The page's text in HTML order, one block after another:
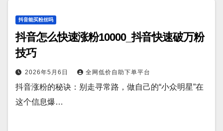
抖音能买粉丝吗
抖音怎么快速涨粉10000_抖音快速破万粉
技巧
2026年5月6日 全网低价自助下单平台
抖音涨粉的秘诀：别走寻常路，做自己的“小众明星”在
这个信息爆…